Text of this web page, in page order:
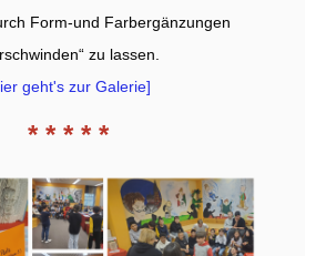
Form-und Farbergänzungen
zu lassen.
geht's zur Galerie]
* * * * *